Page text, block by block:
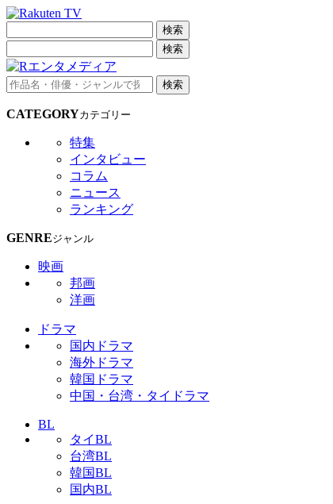
検索
検索
検索
CATEGORYカテゴリー
特集
インタビュー
コラム
ニュース
ランキング
GENREジャンル
映画
邦画
洋画
ドラマ
国内ドラマ
海外ドラマ
韓国ドラマ
中国・台湾・タイドラマ
BL
タイBL
台湾BL
韓国BL
国内BL